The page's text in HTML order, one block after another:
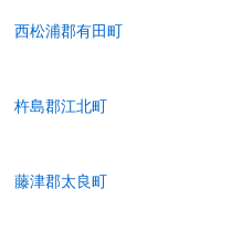
西松浦郡有田町
杵島郡江北町
藤津郡太良町